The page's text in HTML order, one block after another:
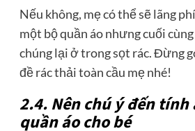
Nếu không, mẹ có thể sẽ lãng
một bộ quần áo nhưng cuối
chúng lại ở trong sọt rác. Đừng
đề rác thải toàn cầu mẹ nhé!
2.4. Nên chú ý đến tính
quần áo cho bé